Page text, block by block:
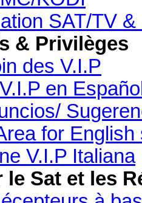
SAT/TV
& Privilèges
des V.I.P
en
for
V.I.P Italiana
le Sat et les